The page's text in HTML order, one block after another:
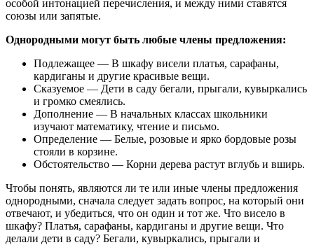
особой интонацией перечисления, и между ними ставятся
союзы или запятые.
Однородными могут быть любые члены предложения:
Подлежащее — В шкафу висели платья, сарафаны,
кардиганы и другие красивые вещи.
Сказуемое — Дети в саду бегали, прыгали, кувыркались
и громко смеялись.
Дополнение — В начальных классах школьники
изучают математику, чтение и письмо.
Определение — Белые, розовые и ярко бордовые розы
стояли в корзине.
Обстоятельство — Корни дерева растут вглубь и вширь.
Чтобы понять, являются ли те или иные члены предложения
однородными, сначала следует задать вопрос, на который они
отвечают, и убедиться, что он один и тот же. Что висело в
шкафу? Платья, сарафаны, кардиганы и другие вещи. Что
делали дети в саду? Бегали, кувыркались, прыгали и